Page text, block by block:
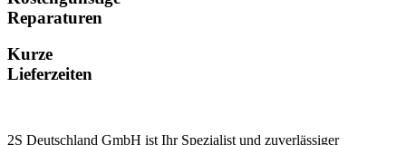
Reparaturen
Kurze
Lieferzeiten
2S Deutschland GmbH ist Ihr Spezialist und zuverlässiger